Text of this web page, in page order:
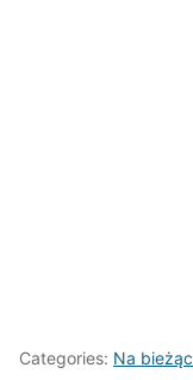
Categories: Na